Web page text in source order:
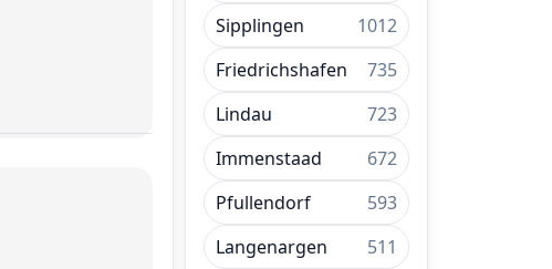
Sipplingen
1012
Friedrichshafen
735
Lindau
723
Immenstaad
672
Pfullendorf
593
Langenargen
511